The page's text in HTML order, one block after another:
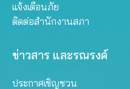
แจ้งเตือนภัย
ติดต่อสำนักงานสภา
ข่าวสาร และรณรงค์
ประกาศเชิญชวน